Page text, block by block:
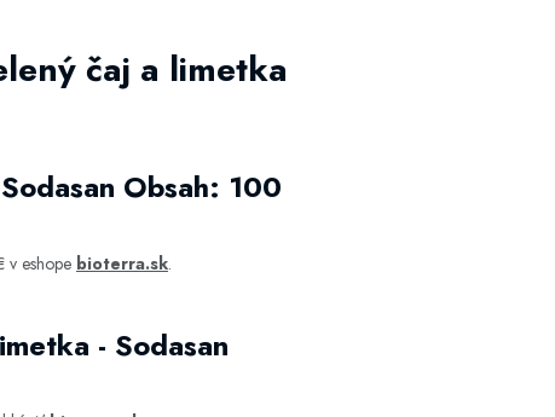
čaj a limetka
Obsah: 100
v eshope bioterra.sk.
- Sodasan